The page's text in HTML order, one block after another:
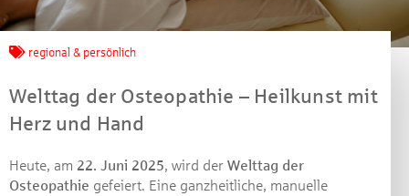
regional & persönlich
Welttag der Osteopathie – Heilkunst mit
Herz und Hand
Heute, am 22. Juni 2025, wird der Welttag der
Osteopathie gefeiert. Eine ganzheitliche, manuelle
Jetzt mitmachen und
gewinnen!
Machen Sie mit bei unserem Gewinnspiel! Bis 31.
Dezember 2021 verlosen wir 10 Gutscheine des
von je 30 Euro.